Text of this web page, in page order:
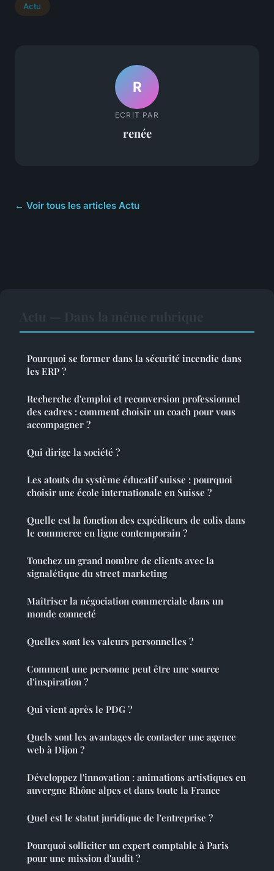
Actu
R
ECRIT PAR
renée
← Voir tous les articles Actu
Pourquoi se former dans la sécurité incendie dans
les ERP ?
Recherche d'emploi et reconversion professionnel
des cadres : comment choisir un coach pour vous
accompagner ?
Qui dirige la société ?
Les atouts du système éducatif suisse : pourquoi
choisir une école internationale en Suisse ?
Quelle est la fonction des expéditeurs de colis dans
le commerce en ligne contemporain ?
Touchez un grand nombre de clients avec la
signalétique du street marketing
Maîtriser la négociation commerciale dans un
monde connecté
Quelles sont les valeurs personnelles ?
Comment une personne peut être une source
d'inspiration ?
Qui vient après le PDG ?
Quels sont les avantages de contacter une agence
web à Dijon ?
Développez l'innovation : animations artistiques en
auvergne Rhône alpes et dans toute la France
Quel est le statut juridique de l'entreprise ?
Pourquoi solliciter un expert comptable à Paris
pour une mission d'audit ?